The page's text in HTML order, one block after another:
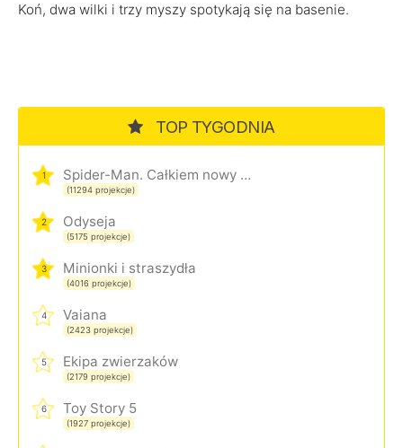
Koń, dwa wilki i trzy myszy spotykają się na basenie.
TOP TYGODNIA
1 Spider-Man. Całkiem nowy dzień
(11294 projekcje)
2 Odyseja
(5175 projekcje)
3 Minionki i straszydła
(4016 projekcje)
4 Vaiana
(2423 projekcje)
5 Ekipa zwierzaków
(2179 projekcje)
6 Toy Story 5
(1927 projekcje)